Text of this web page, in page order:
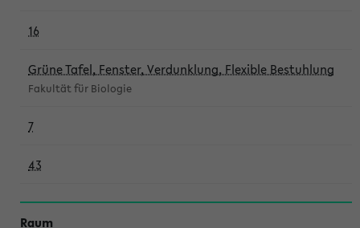
16
Grüne Tafel, Fenster, Verdunklung, Flexible Bestuhlung
Fakultät für Biologie
7
43